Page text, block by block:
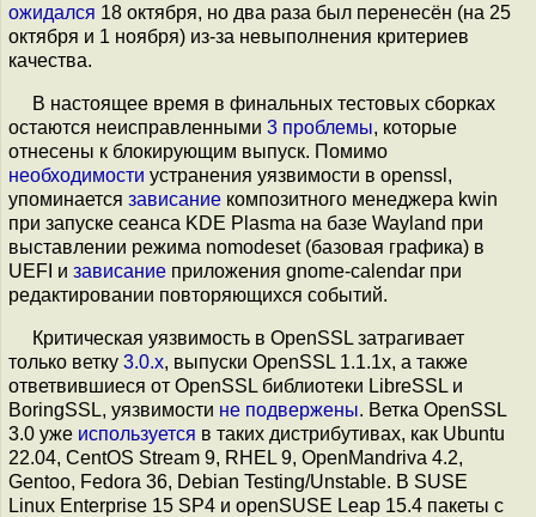
ожидался 18 октября, но два раза был перенесён (на 25
октября и 1 ноября) из-за невыполнения критериев
качества.
В настоящее время в финальных тестовых сборках
остаются неисправленными 3 проблемы, которые
отнесены к блокирующим выпуск. Помимо
необходимости устранения уязвимости в openssl,
упоминается зависание композитного менеджера kwin
при запуске сеанса KDE Plasma на базе Wayland при
выставлении режима nomodeset (базовая графика) в
UEFI и зависание приложения gnome-calendar при
редактировании повторяющихся событий.
Критическая уязвимость в OpenSSL затрагивает
только ветку 3.0.x, выпуски OpenSSL 1.1.1x, а также
ответвившиеся от OpenSSL библиотеки LibreSSL и
BoringSSL, уязвимости не подвержены. Ветка OpenSSL
3.0 уже используется в таких дистрибутивах, как Ubuntu
22.04, CentOS Stream 9, RHEL 9, OpenMandriva 4.2,
Gentoo, Fedora 36, Debian Testing/Unstable. В SUSE
Linux Enterprise 15 SP4 и openSUSE Leap 15.4 пакеты с